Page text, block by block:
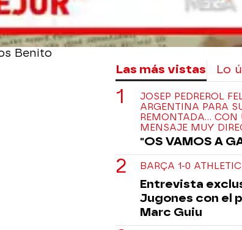
Bosquese
cómico. La
Benito
Las más vistas Lo
JOSEP PEDREROL
ARGENTINA PARA
REMONTADA... CON
MENSAJE MUY
"OS VAMOS A
BARÇA 1-0
Entrevista
Jugones con el
Marc Guiu